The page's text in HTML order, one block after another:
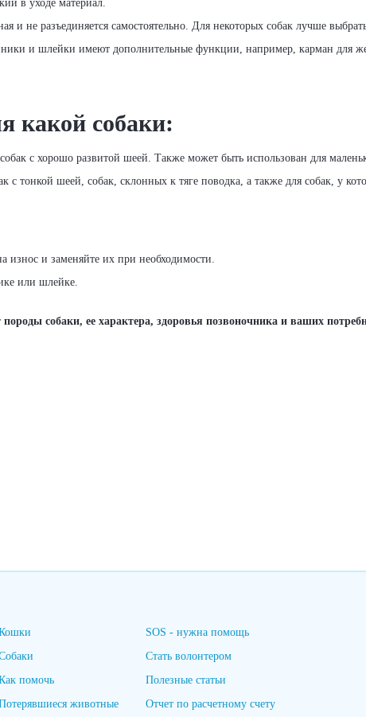
в уходе материал.
и не разъединяется самостоятельно. Для некоторых собак лучше
и шлейки имеют дополнительные функции, например, карман для
какой собаки:
с хорошо развитой шеей. Также может быть использован для
с тонкой шеей, собак, склонных к тяге поводка, а также для собак, у
износ и заменяйте их при необходимости.
или шлейке.
собаки, ее характера, здоровья позвоночника и ваших
помочь
животные
SOS - нужна помощь
Стать волонтером
Полезные статьи
Отчет по расчетному счету